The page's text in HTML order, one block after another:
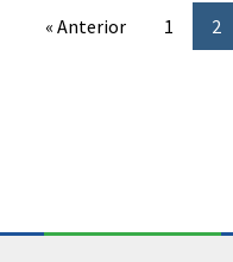
« Anterior 1
2